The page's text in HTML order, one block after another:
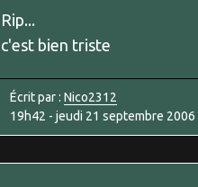
Rip...
c'est bien triste
Écrit par : Nico2312
19h42 - jeudi 21 septembre 2006